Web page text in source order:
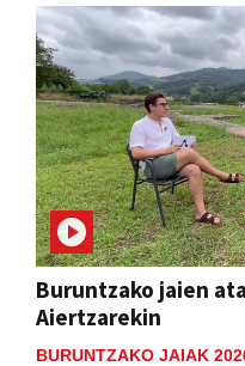
Buruntzako jaien
Aiertzarekin
BURUNTZAKO JAIAK